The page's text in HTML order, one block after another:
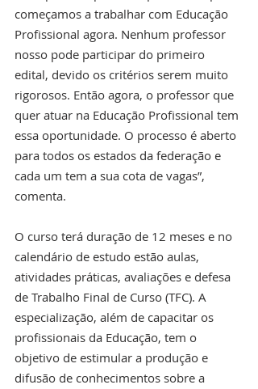
começamos a trabalhar com Educação
Profissional agora. Nenhum professor
nosso pode participar do primeiro
edital, devido os critérios serem muito
rigorosos. Então agora, o professor que
quer atuar na Educação Profissional tem
essa oportunidade. O processo é aberto
para todos os estados da federação e
cada um tem a sua cota de vagas”,
comenta.
O curso terá duração de 12 meses e no
calendário de estudo estão aulas,
atividades práticas, avaliações e defesa
de Trabalho Final de Curso (TFC). A
especialização, além de capacitar os
profissionais da Educação, tem o
objetivo de estimular a produção e
difusão de conhecimentos sobre a